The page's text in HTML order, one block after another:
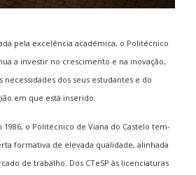
pela excelência académica, o Politécnico
a investir no crescimento e na inovação,
dos seus estudantes e do
em que está inserido.
1986, o Politécnico de Viana do Castelo tem-
formativa de elevada qualidade, alinhada
de trabalho. Dos CTeSP às licenciaturas